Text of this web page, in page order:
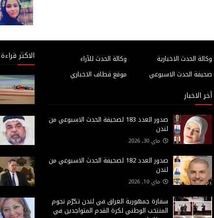
وكالة الحدث للآراء
وكالة الحدث الاخبارية
موقع قطاف الاخباري
صحيفة الحدث الاسبوعي
أخر الاخبار
صدور العدد 183 لصحيفة الحدث الاسبوعي من
لندن
ماي 30, 2026
صدور العدد 182 لصحيفة الحدث الاسبوعي من
لندن
ماي 10, 2026
سفارة جمهورية العراق في لندن تكرّم نجوم
المنتخب الوطني لكرة القدم المتواجدين في
الاكثر قراءة